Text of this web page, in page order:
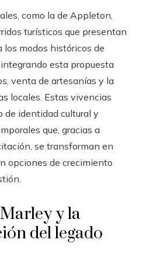
como la de Appleton,
turísticos que presentan
los modos históricos de
esta propuesta
venta de artesanías y la
locales. Estas vivencias
de identidad cultural y
que, gracias a
se transforman en
opciones de crecimiento
y la
del legado